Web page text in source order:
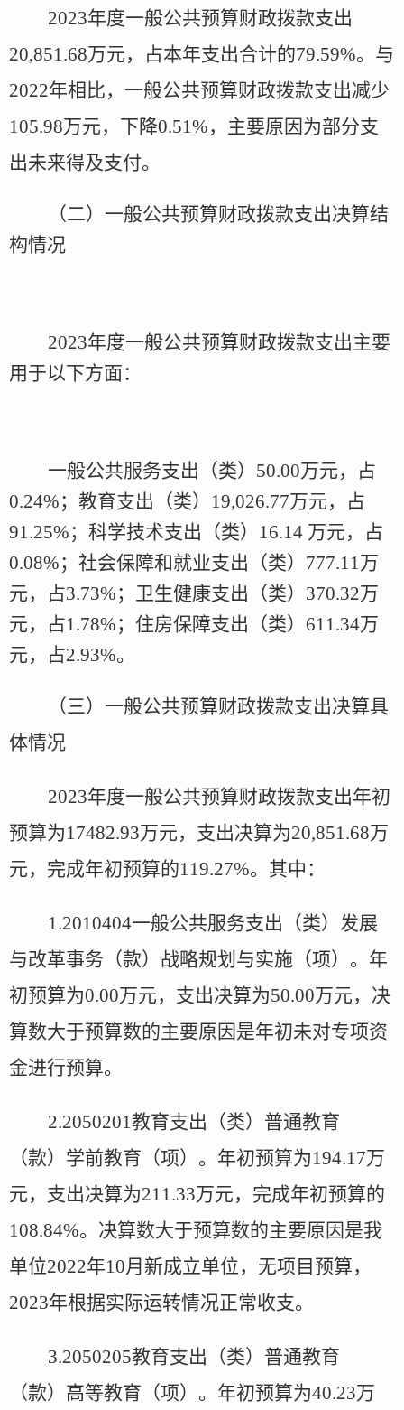
2023年度一般公共预算财政拨款支出
20,851.68万元，占本年支出合计的79.59%。与
2022年相比，一般公共预算财政拨款支出减少
105.98万元， 下降0.51%，主要原因为部分支
出未来得及支付。
（二）一般公共预算财政拨款支出决算结
构情况
2023年度一般公共预算财政拨款支出主要
用于以下方面：
一般公共服务支出（类） 50.00万元，占
0.24%； 教育支出（类） 19,026.77万元，占
91.25%； 科学技术支出（类） 16.14 万元，占
0.08%； 社会保障和就业支出（类） 777.11万
元，占3.73%； 卫生健康支出（类） 370.32万
元，占1.78%； 住房保障支出（类） 611.34万
元，占2.93%。
（三）一般公共预算财政拨款支出决算具
体情况
2023年度一般公共预算财政拨款支出年初
预算为17482.93万元，支出决算为20,851.68万
元，完成年初预算的119.27%。其中：
1.2010404一般公共服务支出（类）发展
与改革事务（款）战略规划与实施（项）。年
初预算为0.00万元，支出决算为50.00万元，决
算数大于预算数的主要原因是年初未对专项资
金进行预算。
2.2050201教育支出（类）普通教育
（款）学前教育（项）。年初预算为194.17万
元，支出决算为211.33万元，完成年初预算的
108.84%。决算数大于预算数的主要原因是我
单位2022年10月新成立单位，无项目预算，
2023年根据实际运转情况正常收支。
3.2050205教育支出（类）普通教育
（款）高等教育（项）。年初预算为40.23万